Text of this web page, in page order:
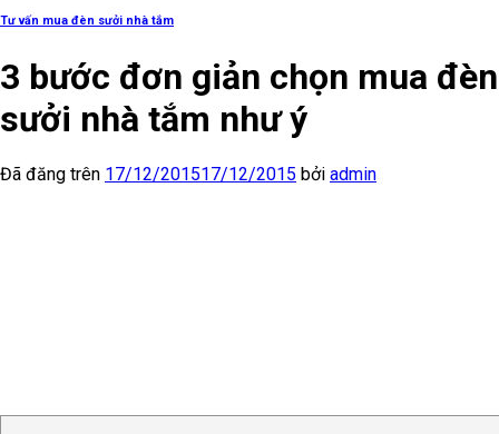
Tư vấn mua đèn sưởi nhà tắm
3 bước đơn giản chọn mua đèn
sưởi nhà tắm như ý
Đã đăng trên 17/12/201517/12/2015 bởi admin